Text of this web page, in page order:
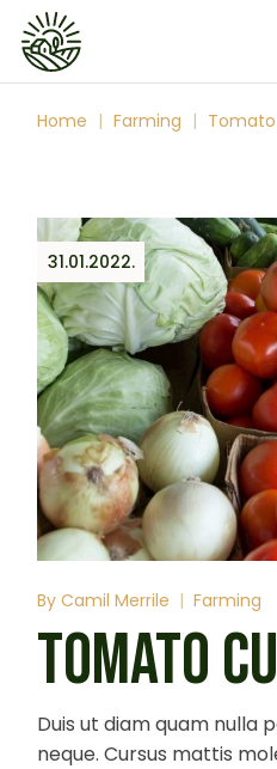
Home Farming
31.01.2022.
By Camil Merrile Farming
TOMATO
Duis ut diam quam nulla
neque. Cursus mattis